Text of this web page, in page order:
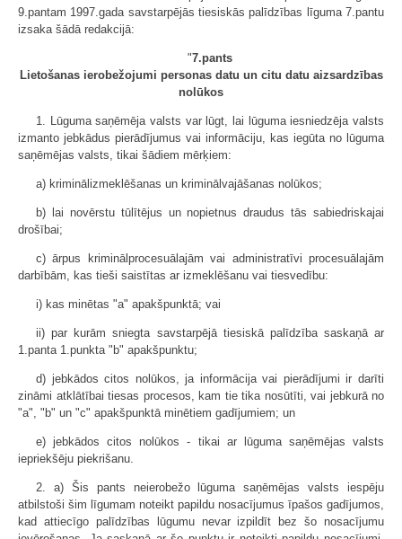
9.pantam 1997.gada savstarpējās tiesiskās palīdzības līguma 7.pantu
izsaka šādā redakcijā:
"7.pants
Lietošanas ierobežojumi personas datu un citu datu aizsardzības
nolūkos
1. Lūguma saņēmēja valsts var lūgt, lai lūguma iesniedzēja valsts
izmanto jebkādus pierādījumus vai informāciju, kas iegūta no lūguma
saņēmējas valsts, tikai šādiem mērķiem:
a) kriminālizmeklēšanas un kriminālvajāšanas nolūkos;
b) lai novērstu tūlītējus un nopietnus draudus tās sabiedriskajai
drošībai;
c) ārpus kriminālprocesuālajām vai administratīvi procesuālajām
darbībām, kas tieši saistītas ar izmeklēšanu vai tiesvedību:
i) kas minētas "a" apakšpunktā; vai
ii) par kurām sniegta savstarpējā tiesiskā palīdzība saskaņā ar
1.panta 1.punkta "b" apakšpunktu;
d) jebkādos citos nolūkos, ja informācija vai pierādījumi ir darīti
zināmi atklātībai tiesas procesos, kam tie tika nosūtīti, vai jebkurā no
"a", "b" un "c" apakšpunktā minētiem gadījumiem; un
e) jebkādos citos nolūkos - tikai ar lūguma saņēmējas valsts
iepriekšēju piekrišanu.
2. a) Šis pants neierobežo lūguma saņēmējas valsts iespēju
atbilstoši šim līgumam noteikt papildu nosacījumus īpašos gadījumos,
kad attiecīgo palīdzības lūgumu nevar izpildīt bez šo nosacījumu